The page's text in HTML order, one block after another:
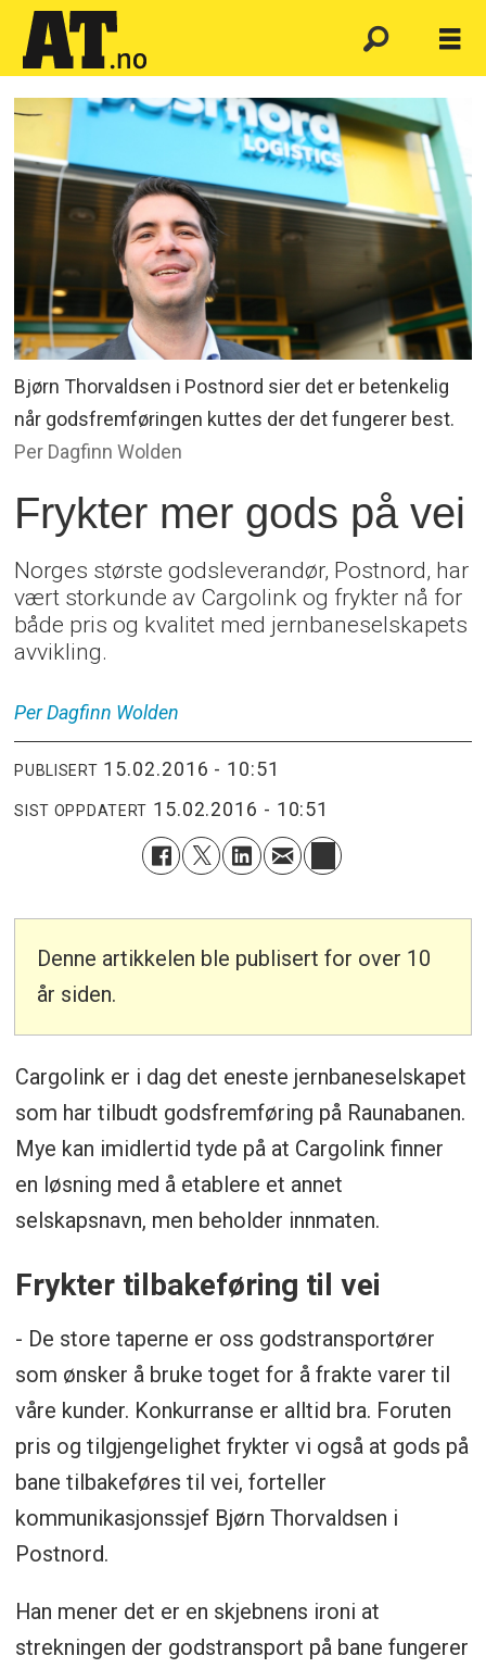
Bjørn Thorvaldsen i Postnord sier det er betenkelig
når godsfremføringen kuttes der det fungerer best.
Per Dagfinn Wolden
Frykter mer gods på vei
Norges største godsleverandør, Postnord, har
vært storkunde av Cargolink og frykter nå for
både pris og kvalitet med jernbaneselskapets
avvikling.
Per Dagfinn Wolden
PUBLISERT 15.02.2016 - 10:51
SIST OPPDATERT 15.02.2016 - 10:51
Denne artikkelen ble publisert for over 10
år siden.
Cargolink er i dag det eneste jernbaneselskapet
som har tilbudt godsfremføring på Raunabanen.
Mye kan imidlertid tyde på at Cargolink finner
en løsning med å etablere et annet
selskapsnavn, men beholder innmaten.
Frykter tilbakeføring til vei
- De store taperne er oss godstransportører
som ønsker å bruke toget for å frakte varer til
våre kunder. Konkurranse er alltid bra. Foruten
pris og tilgjengelighet frykter vi også at gods på
bane tilbakeføres til vei, forteller
kommunikasjonssjef Bjørn Thorvaldsen i
Postnord.
Han mener det er en skjebnens ironi at
strekningen der godstransport på bane fungerer